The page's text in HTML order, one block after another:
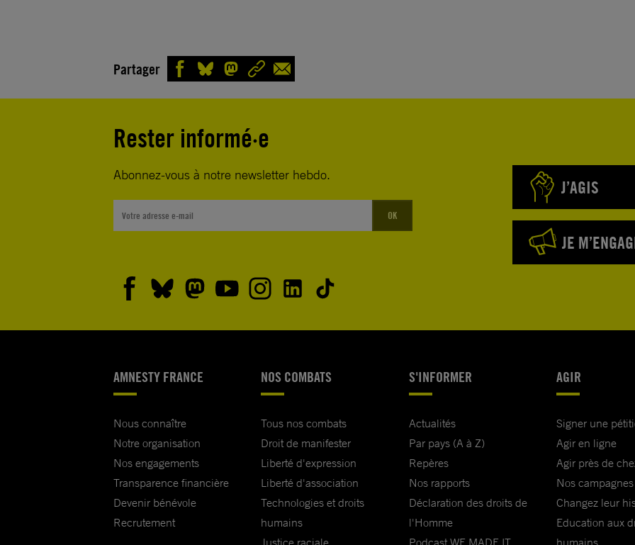
Partager
Rester informé·e
Abonnez-vous à notre newsletter hebdo.
OK
J’AGIS
JE
AMNESTY FRANCE
Nous connaître
Notre organisation
Nos engagements
Transparence financière
Devenir bénévole
Recrutement
NOS COMBATS
Tous nos combats
Droit de manifester
Liberté d'expression
Liberté d'association
Technologies et droits
humains
Justice raciale
S'INFORMER
Actualités
Par pays (A à Z)
Repères
Nos rapports
Déclaration des droits de
l'Homme
Podcast WE MADE IT
AGIR
Signer une
Agir en ligne
Agir près de
Nos campagnes
Changez leur
Education aux
humains